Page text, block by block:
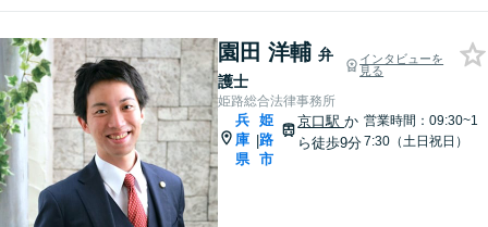
園田 洋輔 弁
護士
インタビューを
見る
姫路総合法律事務所
兵
庫
県
|
姫
路
市
京口駅か
ら徒歩9分
営業時間：09:30~1
7:30（土日祝日）